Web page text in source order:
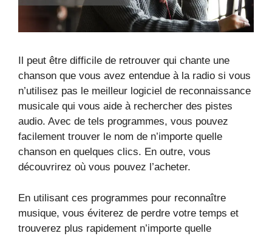
Il peut être difficile de retrouver qui chante une
chanson que vous avez entendue à la radio si vous
n’utilisez pas le meilleur logiciel de reconnaissance
musicale qui vous aide à rechercher des pistes
audio. Avec de tels programmes, vous pouvez
facilement trouver le nom de n’importe quelle
chanson en quelques clics. En outre, vous
découvrirez où vous pouvez l’acheter.
En utilisant ces programmes pour reconnaître
musique, vous éviterez de perdre votre temps et
trouverez plus rapidement n’importe quelle